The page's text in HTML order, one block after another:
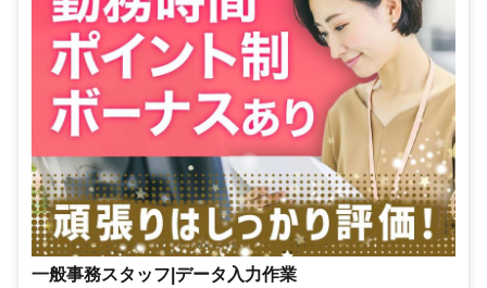
一般事務スタッフ|データ入力作業